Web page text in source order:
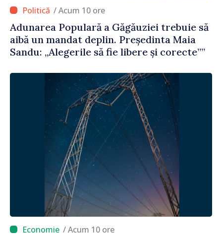
/ Acum 10 ore
Adunarea Populară a Găgăuziei trebuie să
aibă un mandat deplin. Președinta Maia
Sandu: „Alegerile să fie libere și corecte””
/ Acum 10 ore